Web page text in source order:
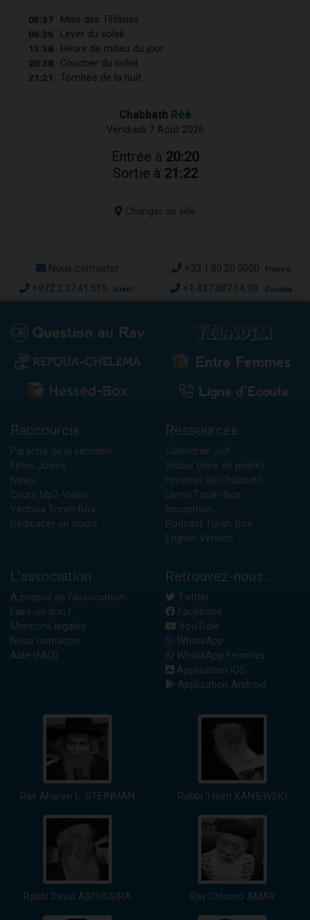
05:37 Mise des Téfilines
06:36 Lever du soleil
13:38 Heure de milieu du jour
20:38 Coucher du soleil
21:21 Tombée de la nuit
Chabbath Réé
Vendredi 7 Août 2026
Entrée à 20:20
Sortie à 21:22
Changer de ville
Nous contacter +33.1.80.20.5000 France
+972.2.37.41.515 Israël +1.437.887.14.93 Canada
Raccourcis
Paracha de la semaine
Fêtes Juives
News
Cours Mp3-Vidéo
Yéchiva Torah-Box
Dédicacer un cours
Ressources
Calendrier Juif
Sidour (livre de prière)
Horaires de Chabbath
Livres Torah-Box
Inscription
Podcast Torah-Box
English Version
L'association
A propos de l'association
Faire un don !
Mentions légales
Nous contacter
Aide (FAQ)
Retrouvez-nous...
Twitter
Facebook
YouTube
WhatsApp
WhatsApp Femmes
Application iOS
Application Android
Rav Aharon L. STEINMAN Rabbi 'Haïm KANIEWSKI
Rabbi David ABI'HSSIRA Rav Chlomo AMAR